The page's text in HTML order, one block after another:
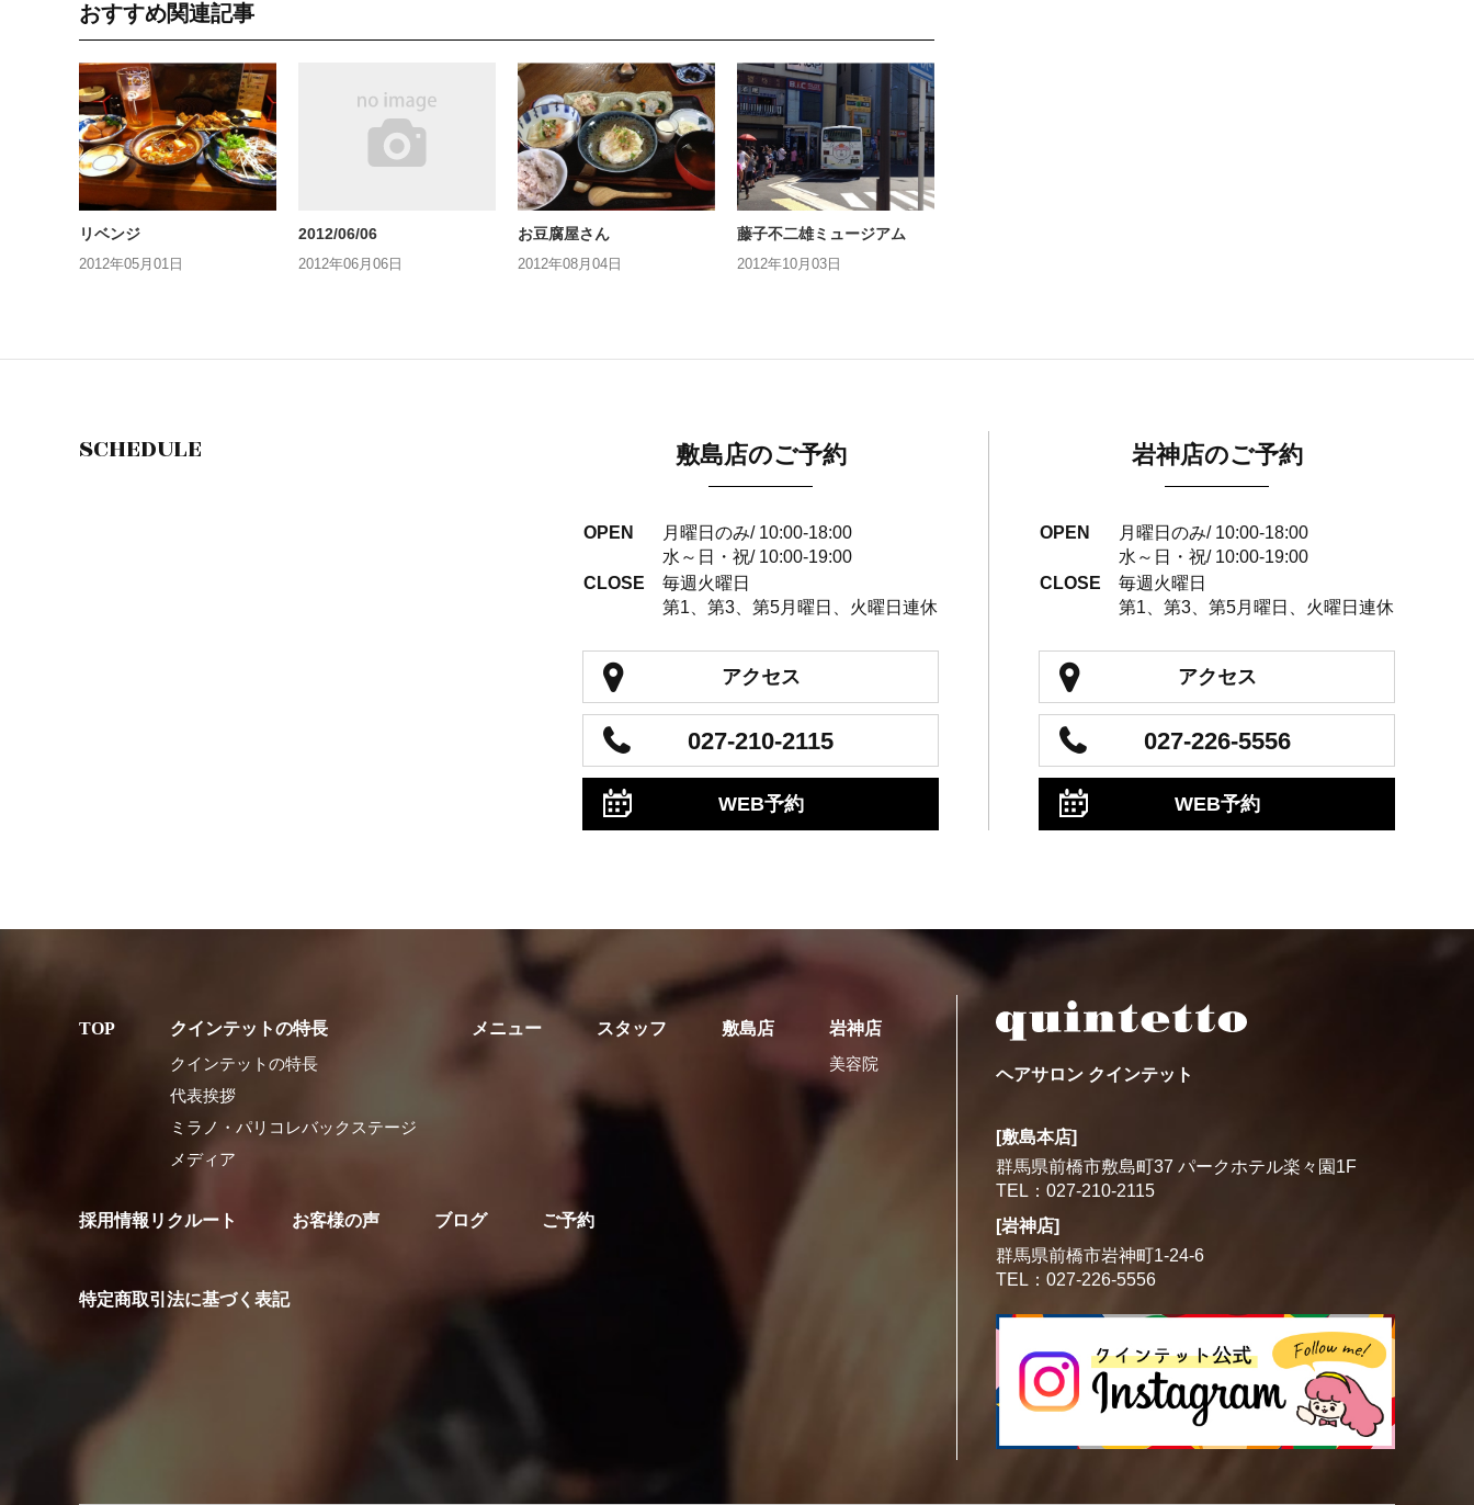
おすすめ関連記事
リベンジ
2012年05月01日
2012/06/06
2012年06月06日
お豆腐屋さん
2012年08月04日
藤子不二雄ミュージアム
2012年10月03日
SCHEDULE 敷島店のご予約
OPEN
月曜日のみ/ 10:00-18:00
水～日・祝/ 10:00-19:00
CLOSE
毎週火曜日
第1、第3、第5月曜日、火曜日連休
アクセス
027-210-2115
WEB予約
岩神店のご予約
OPEN
月曜日のみ/ 10:00-18:00
水～日・祝/ 10:00-19:00
CLOSE
毎週火曜日
第1、第3、第5月曜日、火曜日連休
アクセス
027-226-5556
WEB予約
クインテットの特長
クインテットの特長
代表挨拶
ミラノ・パリコレバックステージ
メディア
メニュー スタッフ 敷島店
岩神店
美容院
採用情報リクルート お客様の声 ブログ ご予約
特定商取引法に基づく表記
ヘアサロン クインテット
[敷島本店]
群馬県前橋市敷島町37 パークホテル楽々園1F
TEL：027-210-2115
[岩神店]
群馬県前橋市岩神町1-24-6
TEL：027-226-5556